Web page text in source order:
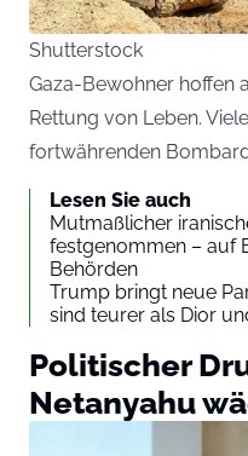
Shutterstock
Gaza-Bewohner hoffen
Rettung von Leben.
fortwährenden
Lesen Sie auch
Mutmaßlicher
festgenommen – auf
Behörden
Trump bringt neue
sind teurer als Dior
Politischer
Netanyahu